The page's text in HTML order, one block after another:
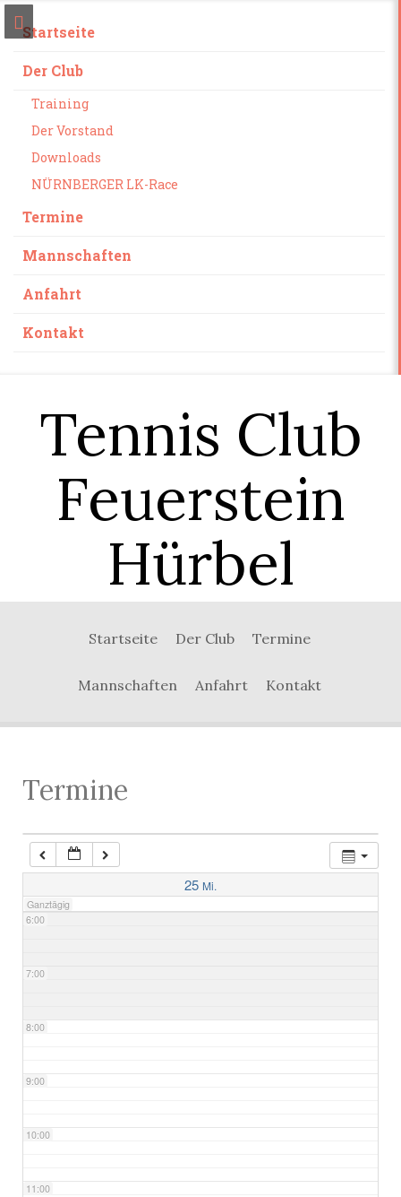
Startseite
Der Club
Training
Der Vorstand
Downloads
NÜRNBERGER LK-Race
Termine
Mannschaften
Anfahrt
Kontakt
Tennis Club
Feuerstein
Hürbel
Startseite Der Club Termine
Mannschaften Anfahrt Kontakt
Termine
25 Mi.
Ganztägig
5:00
6:00
7:00
8:00
9:00
10:00
11:00